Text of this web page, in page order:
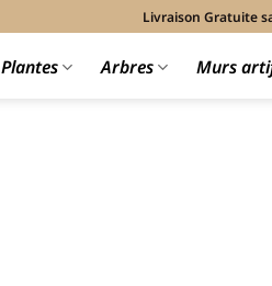
Livraison Gratuite
Plantes Arbres Murs